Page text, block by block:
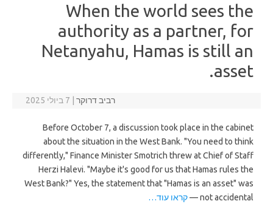
When the world sees the
authority as a partner, for
Netanyahu, Hamas is still an
asset.
רביב דרוקר 7 ביולי 2025
Before October 7, a discussion took place in the cabinet
about the situation in the West Bank. "You need to think
differently," Finance Minister Smotrich threw at Chief of Staff
Herzi Halevi. "Maybe it's good for us that Hamas rules the
West Bank?" Yes, the statement that "Hamas is an asset" was
not accidental —
קראו עוד…